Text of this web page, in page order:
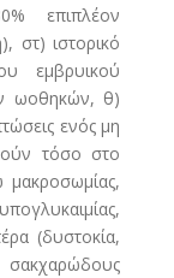
επιπλέον
στ) ιστορικό
εμβρυικού
ωοθηκών, θ)
ενός μη
τόσο στο
(δυστοκία,